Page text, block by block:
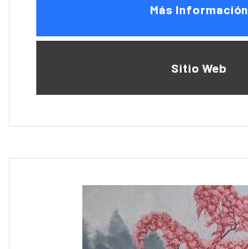
Más Información
Sitio Web